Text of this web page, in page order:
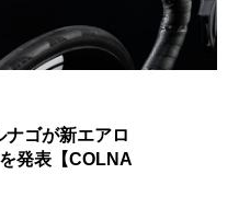
ゴが新エアロ
発表【COLNA